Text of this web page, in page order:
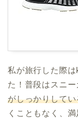
私が旅行した際
た！普段はスニー
がしっかりしてい
くこともなく、